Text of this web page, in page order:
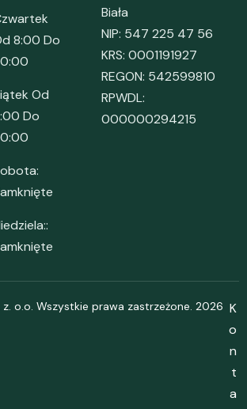
8:00 Do
Od
Do
Biała
NIP: 547 225 47 56
KRS: 0001191927
REGON: 542599810
RPWDL:
000000294215
z. o.o. Wszystkie prawa zastrzeżone. 2026 K
o
n
t
a